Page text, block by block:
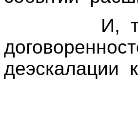
И, тем не
деэскалации